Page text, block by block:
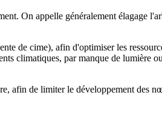
On appelle généralement élagage
de cime), afin d'optimiser les
climatiques, par manque de lumière
afin de limiter le développement des